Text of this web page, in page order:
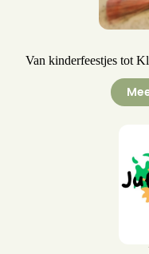
Van kinderfeestjes tot